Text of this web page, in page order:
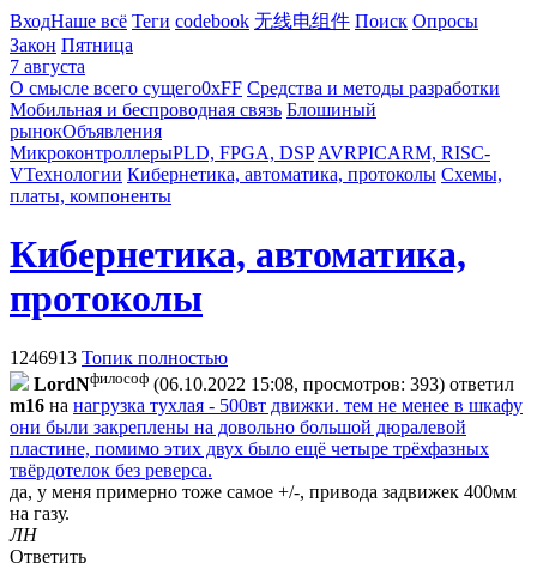
ВходНаше всё Теги codebook 无线电组件 Поиск Опросы
Закон Пятница
7 августа
О смысле всего сущего0xFF Средства и методы разработки
Мобильная и беспроводная связь Блошиный
рынокОбъявления
МикроконтроллерыPLD, FPGA, DSP AVRPICARM, RISC-
VТехнологии Кибернетика, автоматика, протоколы Схемы,
платы, компоненты
Кибернетика, автоматика,
протоколы
1246913 Топик полностью
LordNфилософ (06.10.2022 15:08, просмотров: 393) ответил
m16 на нагрузка тухлая - 500вт движки. тем не менее в шкафу
они были закреплены на довольно большой дюралевой
пластине, помимо этих двух было ещё четыре трёхфазных
твёрдотелок без реверса.
да, у меня примерно тоже самое +/-, привода задвижек 400мм
на газу.
ЛН
Ответить